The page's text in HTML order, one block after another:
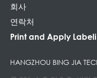
회사
연락처
Print and Apply
HANGZHOU BING JIA